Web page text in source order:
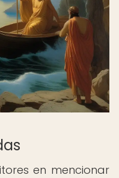
en mencionar